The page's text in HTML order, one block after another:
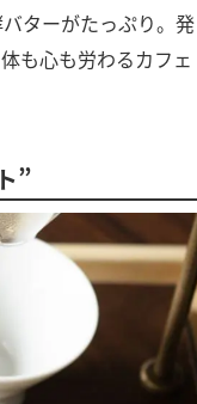
ターがたっぷり。発
も心も労わるカフェ
”